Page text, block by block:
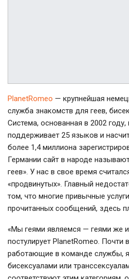
PlanetRomeo — крупнейшая
служба знакомств для геев,
Система, основанная в 2002
поддерживает 25 языков и
более 1,4 миллиона
Германии сайт в народе
геев». У нас в свое время
«продвинутых». Главный
том, что многие привычные
прочитанных сообщений, здесь
«Мы геями являемся — геями же
постулирует PlanetRomeo. Почти
работающие в команде службы,
бисексуалами или